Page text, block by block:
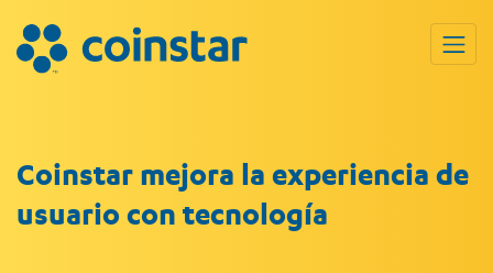
Coinstar mejora la experiencia de
usuario con tecnología